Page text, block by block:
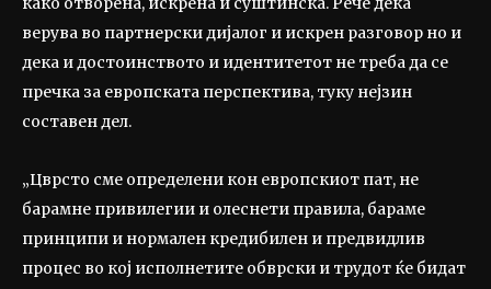
верува во партнерски дијалог и искрен разговор но и
дека и достоинството и идентитетот не треба да се
пречка за европската перспектива, туку нејзин
составен дел.
„Цврсто сме определени кон европскиот пат, не
барамне привилегии и олеснети правила, бараме
принципи и нормален кредибилен и предвидлив
процес во кој исполнетите обврски и трудот ќе бидат